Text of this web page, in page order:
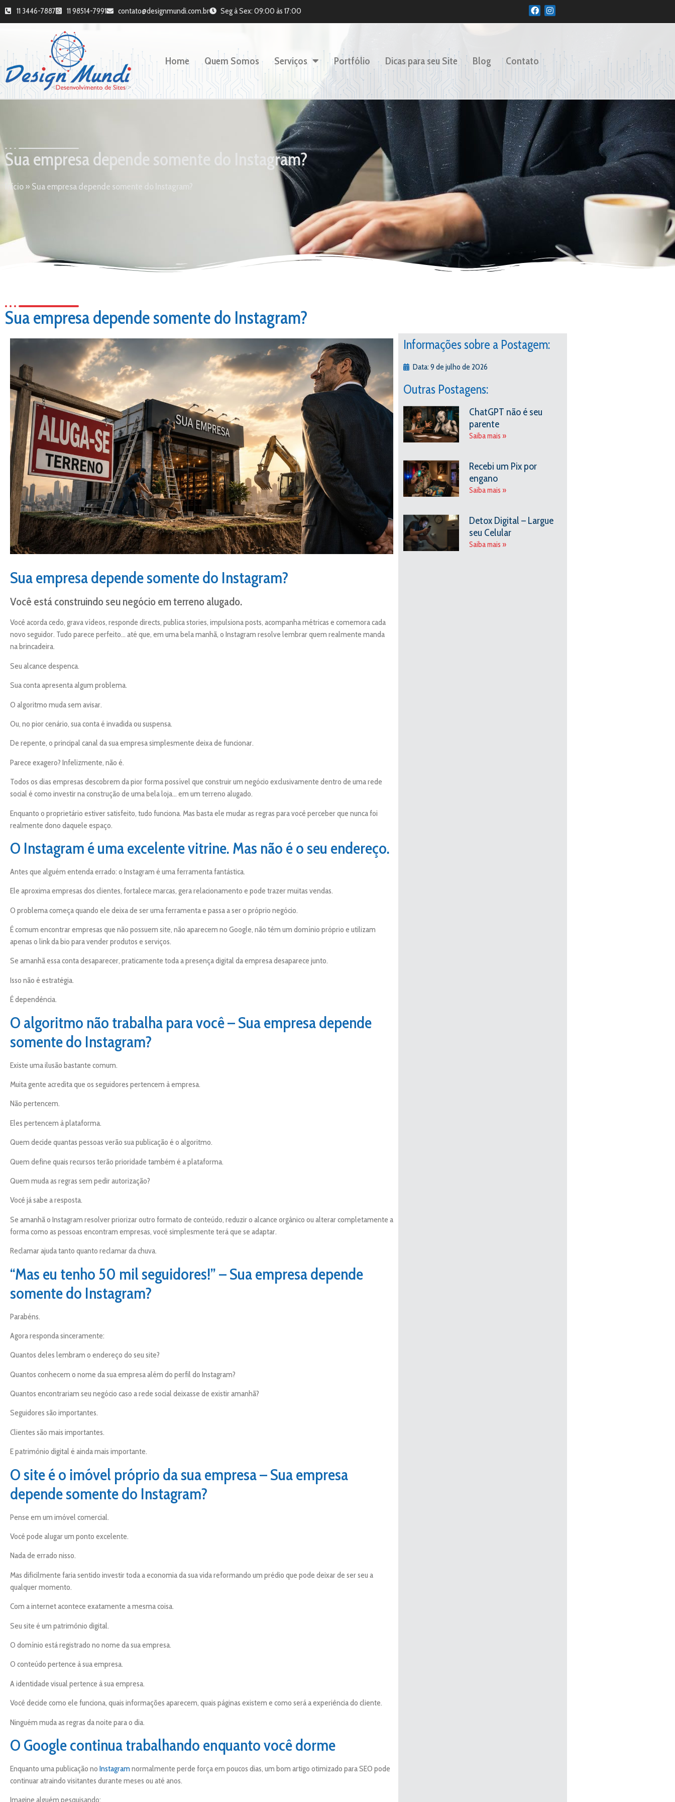
11 3446-7887 11 98514-7991 contato@designmundi.com.br Seg à Sex: 09:00 às 17:00
Home Quem Somos Serviços Portfólio Dicas para seu Site Blog Contato
Sua empresa depende somente do Instagram?
Início» Sua empresa depende somente do Instagram?
Sua empresa depende somente do Instagram?
Sua empresa depende somente do Instagram?
Você está construindo seu negócio em terreno alugado.
Você acorda cedo, grava vídeos, responde directs, publica stories, impulsiona posts, acompanha métricas e comemora cada
novo seguidor. Tudo parece perfeito… até que, em uma bela manhã, o Instagram resolve lembrar quem realmente manda
na brincadeira.
Seu alcance despenca.
Sua conta apresenta algum problema.
O algoritmo muda sem avisar.
Ou, no pior cenário, sua conta é invadida ou suspensa.
De repente, o principal canal da sua empresa simplesmente deixa de funcionar.
Parece exagero? Infelizmente, não é.
Todos os dias empresas descobrem da pior forma possível que construir um negócio exclusivamente dentro de uma rede
social é como investir na construção de uma bela loja… em um terreno alugado.
Enquanto o proprietário estiver satisfeito, tudo funciona. Mas basta ele mudar as regras para você perceber que nunca foi
realmente dono daquele espaço.
O Instagram é uma excelente vitrine. Mas não é o seu endereço.
Antes que alguém entenda errado: o Instagram é uma ferramenta fantástica.
Ele aproxima empresas dos clientes, fortalece marcas, gera relacionamento e pode trazer muitas vendas.
O problema começa quando ele deixa de ser uma ferramenta e passa a ser o próprio negócio.
É comum encontrar empresas que não possuem site, não aparecem no Google, não têm um domínio próprio e utilizam
apenas o link da bio para vender produtos e serviços.
Se amanhã essa conta desaparecer, praticamente toda a presença digital da empresa desaparece junto.
Isso não é estratégia.
É dependência.
O algoritmo não trabalha para você – Sua empresa depende
somente do Instagram?
Existe uma ilusão bastante comum.
Muita gente acredita que os seguidores pertencem à empresa.
Não pertencem.
Eles pertencem à plataforma.
Quem decide quantas pessoas verão sua publicação é o algoritmo.
Quem define quais recursos terão prioridade também é a plataforma.
Quem muda as regras sem pedir autorização?
Você já sabe a resposta.
Se amanhã o Instagram resolver priorizar outro formato de conteúdo, reduzir o alcance orgânico ou alterar completamente a
forma como as pessoas encontram empresas, você simplesmente terá que se adaptar.
Reclamar ajuda tanto quanto reclamar da chuva.
“Mas eu tenho 50 mil seguidores!” – Sua empresa depende
somente do Instagram?
Parabéns.
Agora responda sinceramente:
Quantos deles lembram o endereço do seu site?
Quantos conhecem o nome da sua empresa além do perfil do Instagram?
Quantos encontrariam seu negócio caso a rede social deixasse de existir amanhã?
Seguidores são importantes.
Clientes são mais importantes.
E patrimônio digital é ainda mais importante.
O site é o imóvel próprio da sua empresa – Sua empresa
depende somente do Instagram?
Pense em um imóvel comercial.
Você pode alugar um ponto excelente.
Nada de errado nisso.
Mas dificilmente faria sentido investir toda a economia da sua vida reformando um prédio que pode deixar de ser seu a
qualquer momento.
Com a internet acontece exatamente a mesma coisa.
Seu site é um patrimônio digital.
O domínio está registrado no nome da sua empresa.
O conteúdo pertence à sua empresa.
A identidade visual pertence à sua empresa.
Você decide como ele funciona, quais informações aparecem, quais páginas existem e como será a experiência do cliente.
Ninguém muda as regras da noite para o dia.
O Google continua trabalhando enquanto você dorme
Enquanto uma publicação no Instagramnormalmente perde força em poucos dias, um bom artigo otimizado para SEO pode
continuar atraindo visitantes durante meses ou até anos.
Imagine alguém pesquisando:
Informações sobre a Postagem:
Data:9 de julho de 2026
Outras Postagens:
ChatGPT não é seu
parente
Saiba mais »
Recebi um Pix por
engano
Saiba mais »
Detox Digital – Largue
seu Celular
Saiba mais »